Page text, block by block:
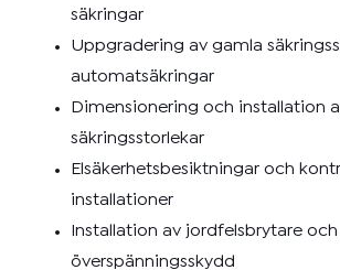
säkringar
Uppgradering av gamla
automatsäkringar
Dimensionering och installation
säkringsstorlekar
Elsäkerhetsbesiktningar och
installationer
Installation av jordfelsbrytare och
överspänningsskydd